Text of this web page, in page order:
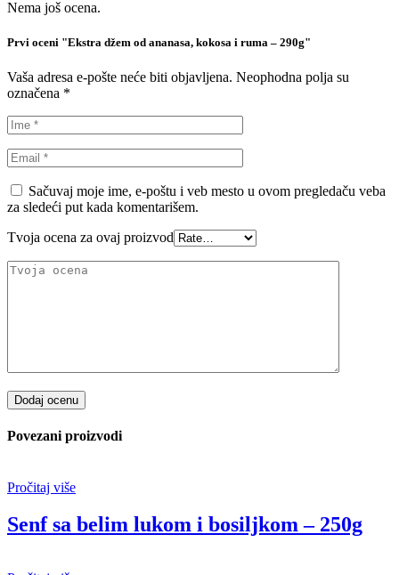
Nema još ocena.
Prvi oceni "Ekstra džem od ananasa, kokosa i ruma – 290g"
Vaša adresa e-pošte neće biti objavljena. Neophodna polja su
označena *
Sačuvaj moje ime, e-poštu i veb mesto u ovom pregledaču veba
za sledeći put kada komentarišem.
Tvoja ocena za ovaj proizvod
Dodaj ocenu
Povezani proizvodi
Pročitaj više
Senf sa belim lukom i bosiljkom – 250g